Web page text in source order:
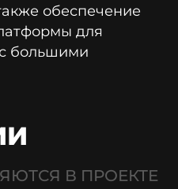
обеспечение
для
большими
В ПРОЕКТЕ